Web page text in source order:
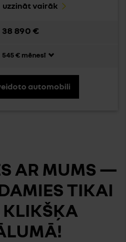
uzzināt vairāk
38 890 €
545 € mēnesī
automobili
AR MUMS —
TIKAI